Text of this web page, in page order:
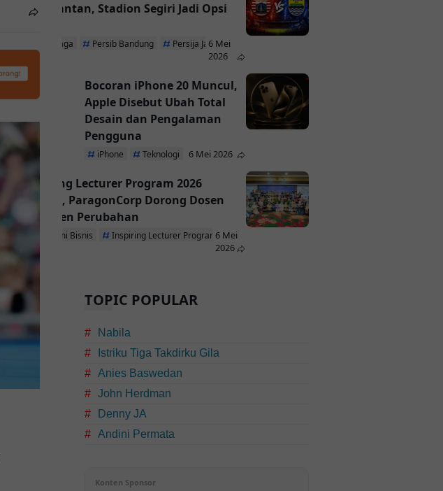
Kalimantan, Stadion Segiri Jadi Opsi
Olahraga Persib Bandung Persija Jakarta
6 Mei
2026
Bocoran iPhone 20 Muncul,
Apple Disebut Ubah Total
Desain dan Pengalaman
Pengguna
iPhone Teknologi 6 Mei 2026
Inspiring Lecturer Program 2026
Dibuka, ParagonCorp Dorong Dosen
Jadi Agen Perubahan
Ekonomi Bisnis Inspiring Lecturer Program ParagonCorp
6 Mei
2026
TOPIC POPULAR
Nabila
Istriku Tiga Takdirku Gila
Anies Baswedan
John Herdman
Denny JA
Andini Permata
Konten Sponsor